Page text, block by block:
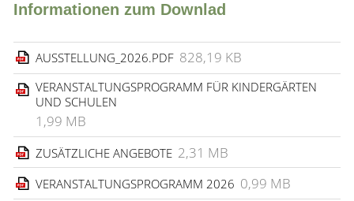
Informationen zum Downlad
AUSSTELLUNG_2026.PDF 828,19 KB
VERANSTALTUNGSPROGRAMM FÜR KINDERGÄRTEN
UND SCHULEN
1,99 MB
ZUSÄTZLICHE ANGEBOTE 2,31 MB
VERANSTALTUNGSPROGRAMM 2026 0,99 MB